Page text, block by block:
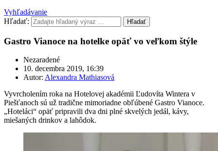
Vyhľadávanie
Hľadať:
Hľadať
Gastro Vianoce na hotelke opäť vo veľkom štýle
Nezaradené
10. decembra 2019, 16:39
Autor: Alexandra Mathiasová
Vyvrcholením roka na Hotelovej akadémii Ľudovíta Wintera v
Piešťanoch sú už tradične mimoriadne obľúbené Gastro Vianoce.
„Hoteláci“ opäť pripravili dva dni plné skvelých jedál, kávy,
miešaných drinkov a lahôdok.